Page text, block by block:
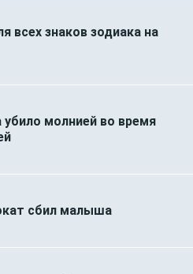
всех знаков зодиака на
молнией во время
сбил малыша